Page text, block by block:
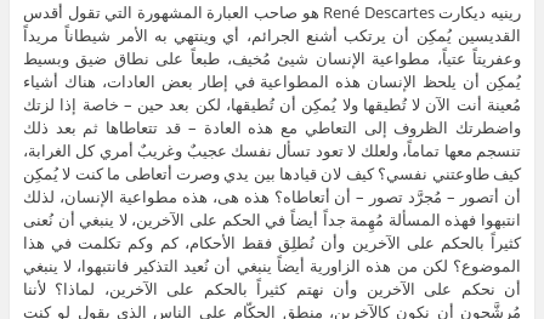
رينيه ديكارت René Descartes هو صاحب العبارة المشهورة التي تقول أقدس
القديسين يُمكِن أن يرتكب أشنع الجرائم، أي وينتهي به الأمر شيطاناً مريداً
وعفريتاً عتياً، مطواعية الإنسان شيئ مُخيف، طبعاً على نطاق ضيق وبسيط
يُمكِن أن يلحظ الإنسان هذه المطواعية في إطار بعض العادات، هناك أشياء
مُعينة أنت الآن لا تُطيقها ولا يُمكِن أن تُطيقها، لكن بعد حين – خاصة إذا لزتك
واضطرتك الظروف إلى التعاطي مع هذه العادة – قد تتعاطاها ثم بعد ذلك
تنسجم معها تماماً، ولعلك لا تعود تسأل نفسك عجيبٌ وغريبٌ أمري كل الغرابة،
كيف طاوعتني نفسي؟ كيف لان قيادها بين يدي وصرت أتعاطى ما كنت لا يُمكِن
أن أتصور – مُجرَّد تصور – أن أتعاطاه؟ هذه هى، هذه مطواعية الإنسان، لذلك
انتبهوا فهذه المسألة مُهِمة جداً أيضاً في الحكم على الآخرين، لا ينبغي أن نُعنى
كثيراً بالحكم على الآخرين وأن نُطلِق فقط الأحكام، كم وكم تكلمت في هذا
الموضوع؟ لكن من هذه الزاورية أيضاً ينبغي أن نُعيد التذكير فانتبهوا، لا ينبغي
أن نحكم على الآخرين وأن نهتم كثيراً بالحكم على الآخرين، لماذا؟ لأننا
مُرشَّحون أن نكون كالآخرين، منطق الحكّام على الناس الذي يقول لو كنت